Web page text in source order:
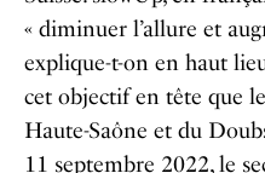
« diminuer l’allure et
explique-t-on en haut
cet objectif en tête que
Haute-Saône et du
11 septembre 2022, le